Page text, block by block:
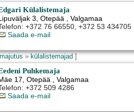
Külalistemaja
3,Otepää , Valgamaa
+372 76 66550, +372 53 434705
Saada e-mail
majutus»külalistemajad]
Puhkemaja
17,Otepää , Valgamaa
+372 509 4286
Saada e-mail